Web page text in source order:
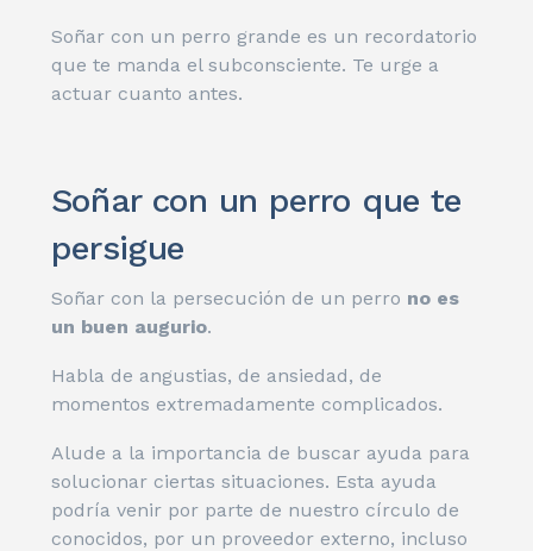
Soñar con un perro grande es un recordatorio
que te manda el subconsciente. Te urge a
actuar cuanto antes.
Soñar con un perro que te
persigue
Soñar con la persecución de un perro no es
un buen augurio.
Habla de angustias, de ansiedad, de
momentos extremadamente complicados.
Alude a la importancia de buscar ayuda para
solucionar ciertas situaciones. Esta ayuda
podría venir por parte de nuestro círculo de
conocidos, por un proveedor externo, incluso